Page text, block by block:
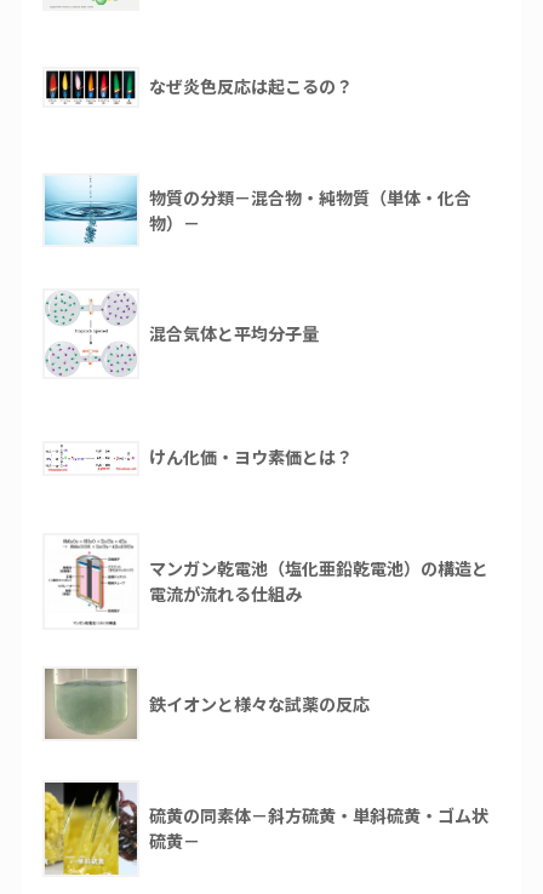
なぜ炎色反応は起こるの？
物質の分類－混合物・純物質（単体・化合
物）－
混合気体と平均分子量
けん化価・ヨウ素価とは？
マンガン乾電池（塩化亜鉛乾電池）の構造と
電流が流れる仕組み
鉄イオンと様々な試薬の反応
硫黄の同素体－斜方硫黄・単斜硫黄・ゴム状
硫黄－